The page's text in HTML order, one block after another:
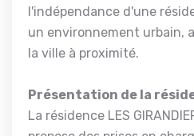
l'indépendance d'une
un environnement urbain,
la ville à proximité.
Présentation de la
La résidence LES